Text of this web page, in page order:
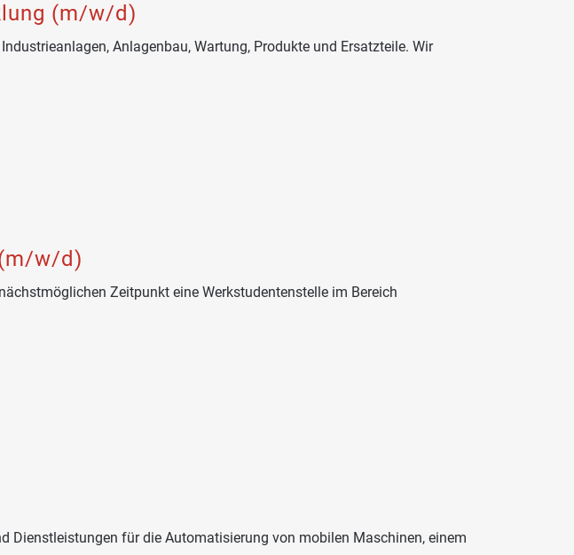
(m/w/d)
Anlagenbau, Wartung, Produkte und Ersatzteile. Wir
w/d)
Zeitpunkt eine Werkstudentenstelle im Bereich
Dienstleistungen für die Automatisierung von mobilen Maschinen, einem